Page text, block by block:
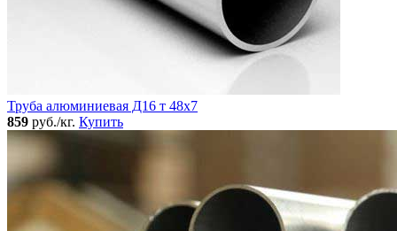
Труба алюминиевая Д16 т 48х7
859 руб./кг. Купить